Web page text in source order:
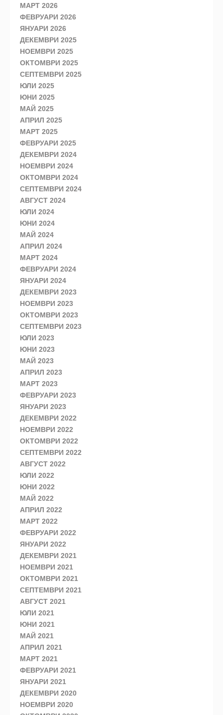
МАРТ 2026
ФЕВРУАРИ 2026
ЯНУАРИ 2026
ДЕКЕМВРИ 2025
НОЕМВРИ 2025
ОКТОМВРИ 2025
СЕПТЕМВРИ 2025
ЮЛИ 2025
ЮНИ 2025
МАЙ 2025
АПРИЛ 2025
МАРТ 2025
ФЕВРУАРИ 2025
ДЕКЕМВРИ 2024
НОЕМВРИ 2024
ОКТОМВРИ 2024
СЕПТЕМВРИ 2024
АВГУСТ 2024
ЮЛИ 2024
ЮНИ 2024
МАЙ 2024
АПРИЛ 2024
МАРТ 2024
ФЕВРУАРИ 2024
ЯНУАРИ 2024
ДЕКЕМВРИ 2023
НОЕМВРИ 2023
ОКТОМВРИ 2023
СЕПТЕМВРИ 2023
ЮЛИ 2023
ЮНИ 2023
МАЙ 2023
АПРИЛ 2023
МАРТ 2023
ФЕВРУАРИ 2023
ЯНУАРИ 2023
ДЕКЕМВРИ 2022
НОЕМВРИ 2022
ОКТОМВРИ 2022
СЕПТЕМВРИ 2022
АВГУСТ 2022
ЮЛИ 2022
ЮНИ 2022
МАЙ 2022
АПРИЛ 2022
МАРТ 2022
ФЕВРУАРИ 2022
ЯНУАРИ 2022
ДЕКЕМВРИ 2021
НОЕМВРИ 2021
ОКТОМВРИ 2021
СЕПТЕМВРИ 2021
АВГУСТ 2021
ЮЛИ 2021
ЮНИ 2021
МАЙ 2021
АПРИЛ 2021
МАРТ 2021
ФЕВРУАРИ 2021
ЯНУАРИ 2021
ДЕКЕМВРИ 2020
НОЕМВРИ 2020